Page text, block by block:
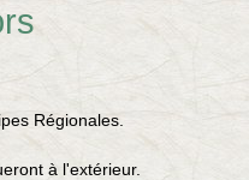
Régionales.
à l'extérieur.